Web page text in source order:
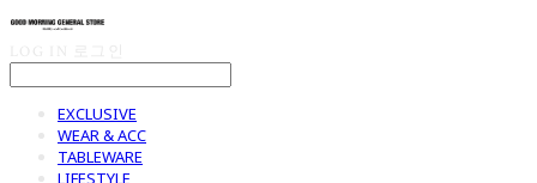
EXCLUSIVE
WEAR & ACC
TABLEWARE
LIFESTYLE